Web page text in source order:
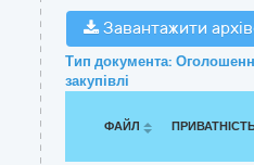
Завантажити
Тип документа:
закупівлі
ФАЙЛ